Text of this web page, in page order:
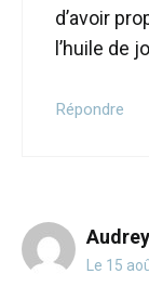
d’avoir
l’huile de
Répondre
Audrey
Le 15